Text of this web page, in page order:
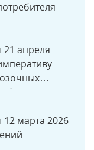
21 апреля
2026 в
12 марта 2026